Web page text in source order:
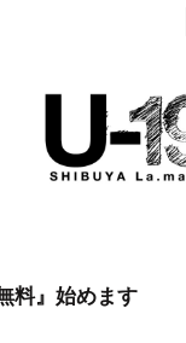
料』始めます